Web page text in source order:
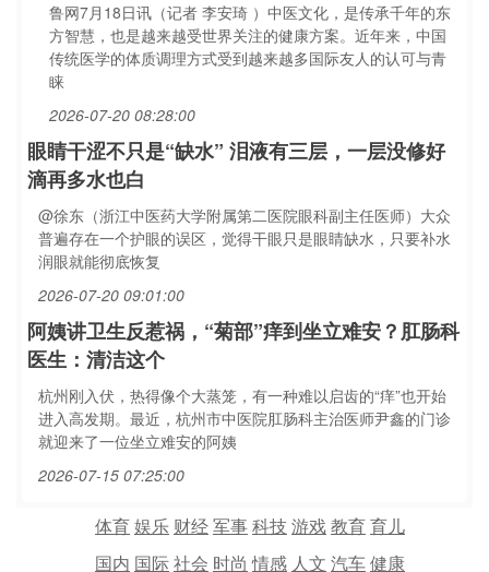
鲁网7月18日讯（记者 李安琦 ）中医文化，是传承千年的东
方智慧，也是越来越受世界关注的健康方案。近年来，中国
传统医学的体质调理方式受到越来越多国际友人的认可与青
睐
2026-07-20 08:28:00
眼睛干涩不只是“缺水” 泪液有三层，一层没修好
滴再多水也白
@徐东（浙江中医药大学附属第二医院眼科副主任医师）大众
普遍存在一个护眼的误区，觉得干眼只是眼睛缺水，只要补水
润眼就能彻底恢复
2026-07-20 09:01:00
阿姨讲卫生反惹祸，“菊部”痒到坐立难安？肛肠科
医生：清洁这个
杭州刚入伏，热得像个大蒸笼，有一种难以启齿的“痒”也开始
进入高发期。最近，杭州市中医院肛肠科主治医师尹鑫的门诊
就迎来了一位坐立难安的阿姨
2026-07-15 07:25:00
体育娱乐 财经军事科技游戏教育育儿
国内 国际社会 时尚 情感 人文 汽车健康